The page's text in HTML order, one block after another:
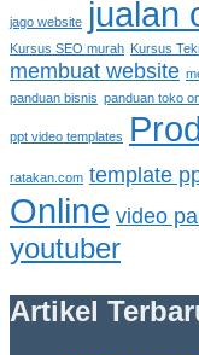
jago website jualan
Kursus SEO murah Kursus
membuat website
panduan bisnis panduan toko
ppt video templates
ratakan.com template
Online video
youtuber
Artikel